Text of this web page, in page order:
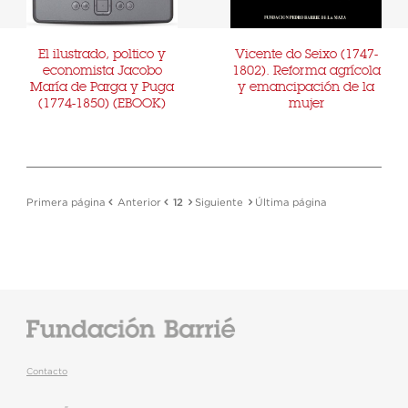
El ilustrado, poltico y
economista Jacobo
María de Parga y Puga
(1774-1850) (EBOOK)
Vicente do Seixo (1747-
1802). Reforma agrícola
y emancipación de la
mujer
Primera página Anterior 12 Siguiente Última página
Contacto